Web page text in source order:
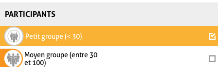
PARTICIPANTS
Petit groupe (< 30)
Moyen groupe (entre 30
et 100)